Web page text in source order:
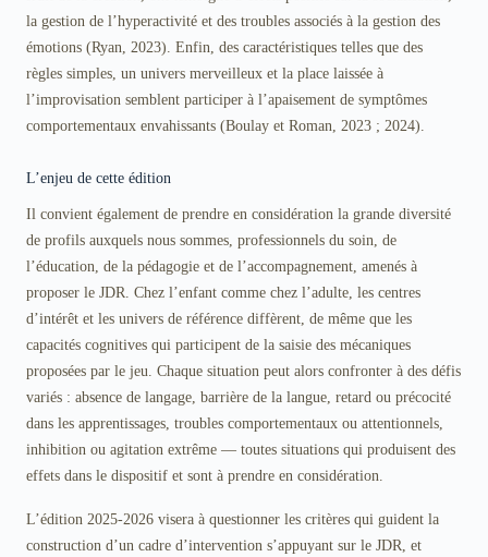
la gestion de l’hyperactivité et des troubles associés à la gestion des
émotions (Ryan, 2023). Enfin, des caractéristiques telles que des
règles simples, un univers merveilleux et la place laissée à
l’improvisation semblent participer à l’apaisement de symptômes
comportementaux envahissants (Boulay et Roman, 2023 ; 2024).
L’enjeu de cette édition
Il convient également de prendre en considération la grande diversité
de profils auxquels nous sommes, professionnels du soin, de
l’éducation, de la pédagogie et de l’accompagnement, amenés à
proposer le JDR. Chez l’enfant comme chez l’adulte, les centres
d’intérêt et les univers de référence diffèrent, de même que les
capacités cognitives qui participent de la saisie des mécaniques
proposées par le jeu. Chaque situation peut alors confronter à des défis
variés : absence de langage, barrière de la langue, retard ou précocité
dans les apprentissages, troubles comportementaux ou attentionnels,
inhibition ou agitation extrême — toutes situations qui produisent des
effets dans le dispositif et sont à prendre en considération.
L’édition 2025-2026 visera à questionner les critères qui guident la
construction d’un cadre d’intervention s’appuyant sur le JDR, et